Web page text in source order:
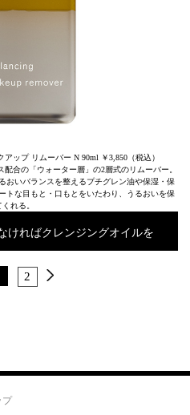
ップ リムーバー N 90ml ￥3,850（税込）
合の「ウォーター層」の2層式のリムーバー。
おいバランスを整えるプチグレン油や保湿・保
トな目もと・口もとをいたわり、うるおいを保
くれる。
ければクレンジングオイルを
2
プ